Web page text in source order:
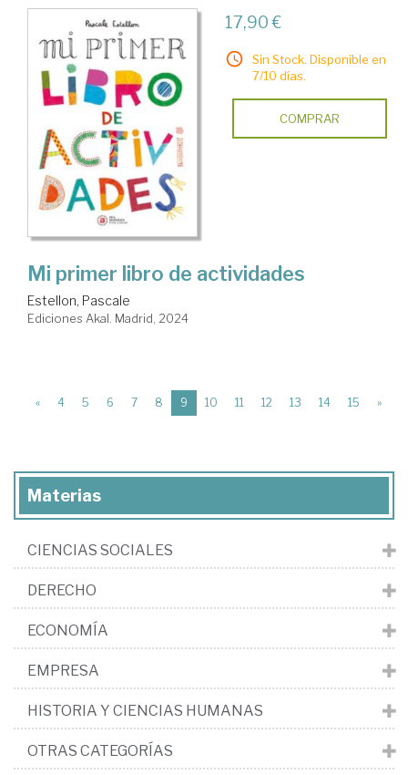
17,90 €
Sin Stock. Disponible en
7/10 días.
COMPRAR
Mi primer libro de actividades
Estellon, Pascale
Ediciones Akal. Madrid, 2024
« 4 5 6 7 8 9 (current)
10 11 12 13 14 15 »
Materias
CIENCIAS SOCIALES
DERECHO
ECONOMÍA
EMPRESA
HISTORIA Y CIENCIAS HUMANAS
OTRAS CATEGORÍAS